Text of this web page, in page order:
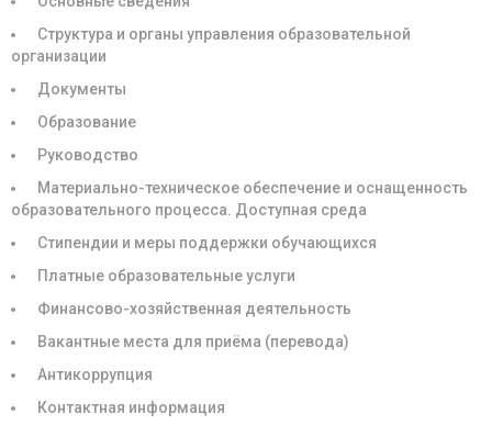
Структура и органы управления образовательной
организации
Документы
Образование
Руководство
Материально-техническое обеспечение и оснащенность
образовательного процесса. Доступная среда
Стипендии и меры поддержки обучающихся
Платные образовательные услуги
Финансово-хозяйственная деятельность
Вакантные места для приёма (перевода)
Антикоррупция
Контактная информация